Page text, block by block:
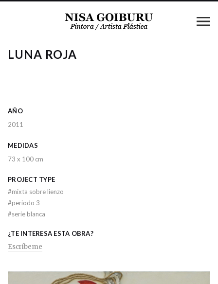
LUNA ROJA
AÑO
2011
MEDIDAS
73 x 100 cm
PROJECT TYPE
#mixta sobre lienzo
#periodo 3
#serie blanca
¿TE INTERESA ESTA OBRA?
Escríbeme